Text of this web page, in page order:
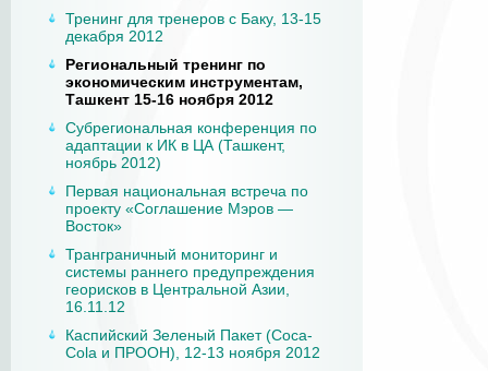
Тренинг для тренеров с Баку, 13-15
декабря 2012
Региональный тренинг по
экономическим инструментам,
Ташкент 15-16 ноября 2012
Субрегиональная конференция по
адаптации к ИК в ЦА (Ташкент,
ноябрь 2012)
Первая национальная встреча по
проекту «Соглашение Мэров —
Восток»
Транграничный мониторинг и
системы раннего предупреждения
георисков в Центральной Азии,
16.11.12
Каспийский Зеленый Пакет (Coca-
Cola и ПРООН), 12-13 ноября 2012